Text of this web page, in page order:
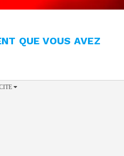
QUE VOUS AVEZ